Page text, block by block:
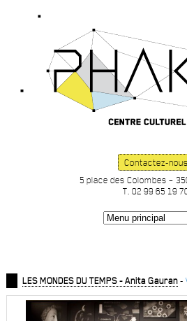
Contactez-nous
5 place des Colombes –
T. 02 99 65 19
LES MONDES DU TEMPS - Anita Gauran-